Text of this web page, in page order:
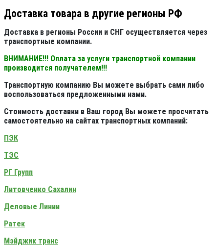
Доставка товара в другие регионы РФ
Доставка в регионы России и СНГ осуществляется через
транспортные компании.
ВНИМАНИЕ!!! Оплата за услуги транспортной компании
производится получателем!!!
Транспортную компанию Вы можете выбрать сами либо
воспользоваться предложенными нами.
Стоимость доставки в Ваш город Вы можете просчитать
самостоятельно на сайтах транспортных компаний:
ПЭК
ТЭС
РГ Групп
Литовченко Сахалин
Деловые Линии
Ратек
Мэйджик транс